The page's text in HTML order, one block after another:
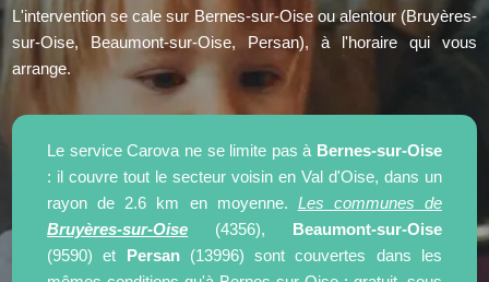
L'intervention se cale sur Bernes-sur-Oise ou alentour (Bruyères-
sur-Oise, Beaumont-sur-Oise, Persan), à l'horaire qui vous
arrange.
Le service Carova ne se limite pas à Bernes-sur-Oise
: il couvre tout le secteur voisin en Val d'Oise, dans un
rayon de 2.6 km en moyenne. Les communes de
Bruyères-sur-Oise (4356), Beaumont-sur-Oise
(9590) et Persan(13996) sont couvertes dans les